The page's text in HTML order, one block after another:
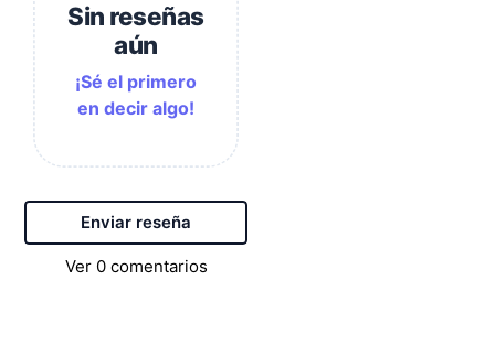
Sin reseñas
aún
¡Sé el primero
en decir algo!
Enviar reseña
Ver 0comentarios